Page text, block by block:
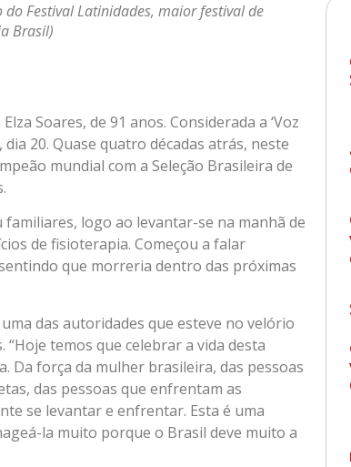
Festival Latinidades, maior festival de
Brasil)
Soares, de 91 anos. Considerada a ‘Voz
20. Quase quatro décadas atrás, neste
mundial com a Seleção Brasileira de
logo ao levantar-se na manhã de
de fisioterapia. Começou a falar
que morreria dentro das próximas
das autoridades que esteve no velório
temos que celebrar a vida desta
Da força da mulher brasileira, das pessoas
das pessoas que enfrentam as
se levantar e enfrentar. Esta é uma
la muito porque o Brasil deve muito a